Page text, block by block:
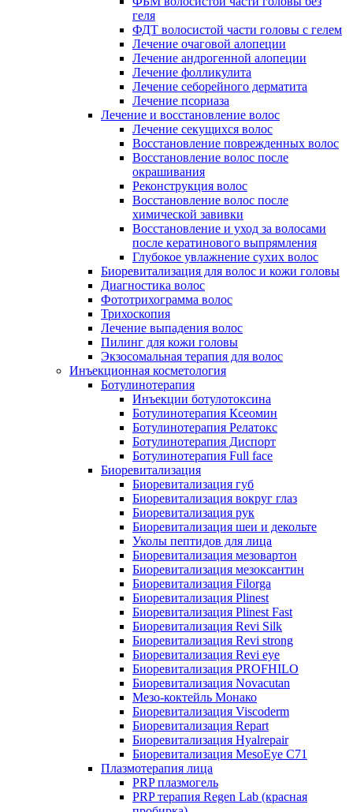
геля
ФДТ волосистой части головы с гелем
Лечение очаговой алопеции
Лечение андрогенной алопеции
Лечение фолликулита
Лечение себорейного дерматита
Лечение псориаза
Лечение и восстановление волос
Лечение секущихся волос
Восстановление поврежденных волос
Восстановление волос после
окрашивания
Реконструкция волос
Восстановление волос после
химической завивки
Восстановление и уход за волосами
после кератинового выпрямления
Глубокое увлажнение сухих волос
Биоревитализация для волос и кожи головы
Диагностика волос
Фототрихограмма волос
Трихоскопия
Лечение выпадения волос
Пилинг для кожи головы
Экзосомальная терапия для волос
Инъекционная косметология
Ботулинотерапия
Инъекции ботулотоксина
Ботулинотерапия Ксеомин
Ботулинотерапия Релатокс
Ботулинотерапия Диспорт
Ботулинотерапия Full face
Биоревитализация
Биоревитализация губ
Биоревитализация вокруг глаз
Биоревитализация рук
Биоревитализация шеи и декольте
Уколы пептидов для лица
Биоревитализация мезовартон
Биоревитализация мезоксантин
Биоревитализация Filorga
Биоревитализация Plinest
Биоревитализация Plinest Fast
Биоревитализация Revi Silk
Биоревитализация Revi strong
Биоревитализация Revi eye
Биоревитализация PROFHILO
Биоревитализация Novacutan
Мезо-коктейль Монако
Биоревитализация Viscoderm
Биоревитализация Repart
Биоревитализация Hyalrepair
Биоревитализация MesoEye C71
Плазмотерапия лица
PRP плазмогель
PRP терапия Regen Lab (красная